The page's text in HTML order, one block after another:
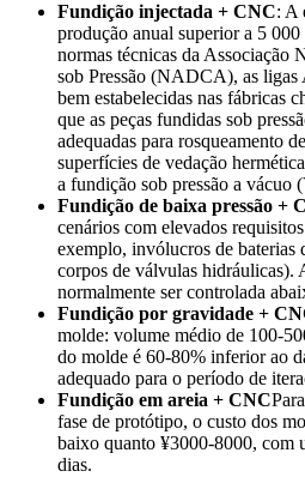
Fundição injectada + CNC: A
produção anual superior a 5
normas técnicas da Associação
sob Pressão (NADCA), as ligas
bem estabelecidas nas fábricas
que as peças fundidas sob
adequadas para rosqueamento
superfícies de vedação
a fundição sob pressão a vácuo
Fundição de baixa pressão +
cenários com elevados
exemplo, invólucros de baterias
corpos de válvulas hidráulicas).
normalmente ser controlada
Fundição por gravidade +
molde: volume médio de 100-
do molde é 60-80% inferior ao
adequado para o período de
Fundição em areia + CNC
fase de protótipo, o custo dos
baixo quanto ¥3000-8000, com
dias.